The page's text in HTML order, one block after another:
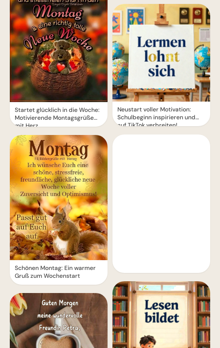
Startet glücklich in die Woche:
Motivierende Montagsgrüße
mit Herz
Schönen Montag: Ein warmer
Gruß zum Wochenstart
Neustart voller Motivation:
Schulbeginn inspirieren und
auf TikTok verbreiten!